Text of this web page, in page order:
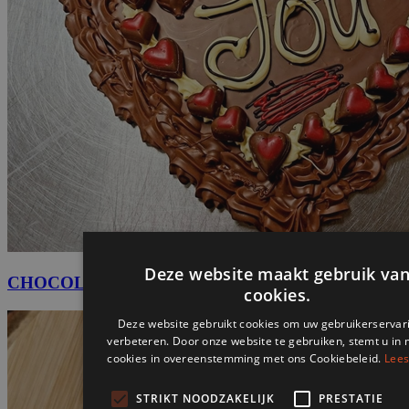
CHOCOLADE | PLAKKATENDeze website maakt gebruik
cookies.
Deze website gebruikt cookies om uw
verbeteren. Door onze website te gebruiken, stemt u in
cookies in overeenstemming met ons Cookiebeleid.
STRIKT NOODZAKELIJK PRESTATIE